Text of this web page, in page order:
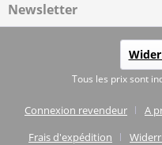
Newsletter
Tous les prix sont
Connexion revendeur A
Frais d'expédition